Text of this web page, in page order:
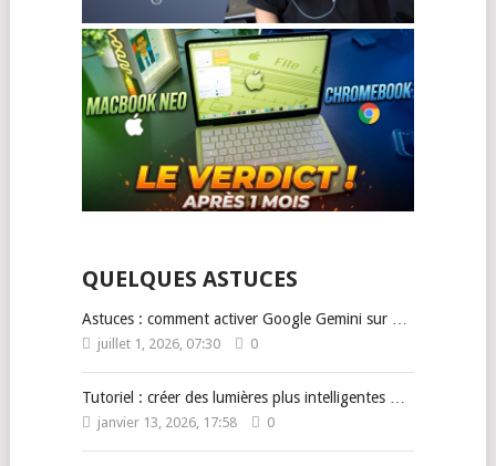
QUELQUES ASTUCES
Astuces : comment activer Google Gemini sur …
juillet 1, 2026, 07:30 0
Tutoriel : créer des lumières plus intelligentes …
janvier 13, 2026, 17:58 0